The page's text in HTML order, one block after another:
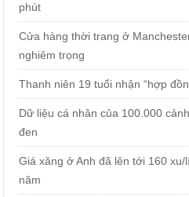
phút
Cửa hàng thời trang ở
nghiêm trọng
Thanh niên 19 tuổi nhận “hợp
Dữ liệu cá nhân của 100.000
đen
Giá xăng ở Anh đã lên tới 160
năm